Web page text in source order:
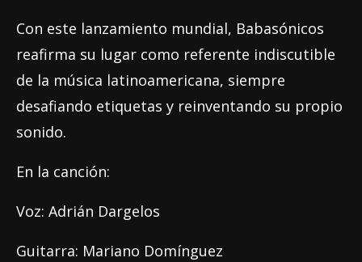
Con este lanzamiento mundial, Babasónicos
reafirma su lugar como referente indiscutible
de la música latinoamericana, siempre
desafiando etiquetas y reinventando su propio
sonido.
En la canción:
Voz: Adrián Dargelos
Guitarra: Mariano Domínguez